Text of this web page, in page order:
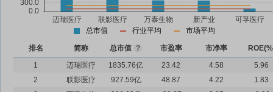
总市值 行业平均 市场平均
排名 简称 总市值 ? 市盈率 市净率
1
迈瑞医疗 1835.76亿 23.42 4.58
5.96
2
联影医疗 927.59亿 48.87 4.22
1.83